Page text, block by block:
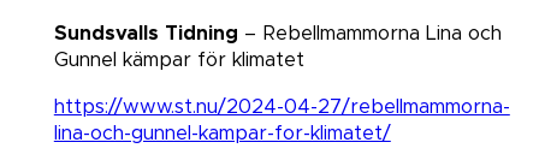
Sundsvalls Tidning – Rebellmammorna Lina och
Gunnel kämpar för klimatet​​​​​​​
https://www.st.nu/2024-04-27/rebellmammorna-
lina-och-gunnel-kampar-for-klimatet/